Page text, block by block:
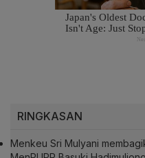
RINGKASAN
Menkeu Sri Mulyani